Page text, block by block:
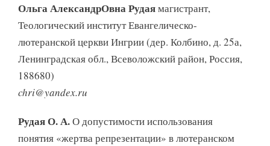
Ольга АлександрОвна Рудаямагистрант,
Теологический институт Евангелическо-
лютеранской церкви Ингрии (дер. Колбино, д. 25а,
Ленинградская обл., Всеволожский район, Россия,
188680)
chri@yandex.ru
Рудая О. А.О допустимости использования
понятия «жертва репрезентации» в лютеранском